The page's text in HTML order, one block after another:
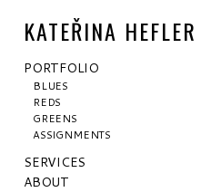
KATEŘINA HEFLER
PORTFOLIO
BLUES
REDS
GREENS
ASSIGNMENTS
SERVICES
ABOUT